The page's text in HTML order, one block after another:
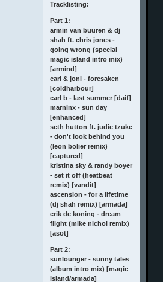
Tracklisting:
Part 1:
armin van buuren & dj
shah ft. chris jones -
going wrong (special
magic island intro mix)
[armind]
carl & joni - foresaken
[coldharbour]
carl b - last summer [daif]
marninx - sun day
[enhanced]
seth hutton ft. judie tzuke
- don't look behind you
(leon bolier remix)
[captured]
kristina sky & randy boyer
- set it off (heatbeat
remix) [vandit]
ascension - for a lifetime
(dj shah remix) [armada]
erik de koning - dream
flight (mike nichol remix)
[asot]
Part 2:
sunlounger - sunny tales
(album intro mix) [magic
island/armada]